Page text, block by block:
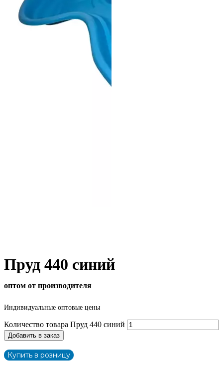
Пруд 440 синий
оптом от производителя
Индивидуальные оптовые цены
Количество товара Пруд 440 синий
Добавить в заказ
Купить в розницу